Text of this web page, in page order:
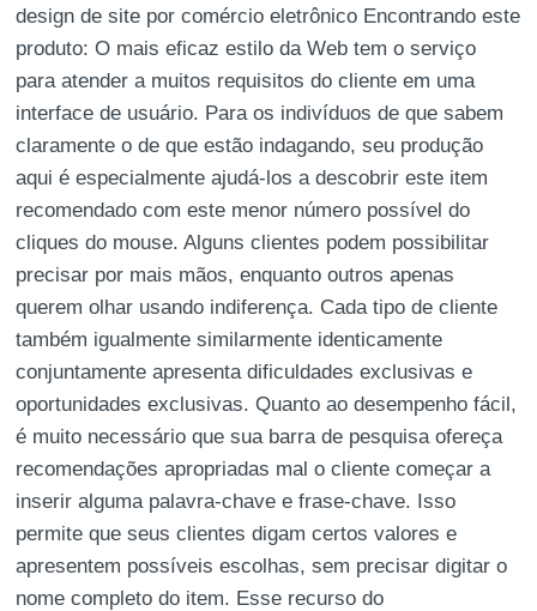
design de site por comércio eletrônico Encontrando este
produto: O mais eficaz estilo da Web tem o serviço
para atender a muitos requisitos do cliente em uma
interface de usuário. Para os indivíduos de que sabem
claramente o de que estão indagando, seu produção
aqui é especialmente ajudá-los a descobrir este item
recomendado com este menor número possível do
cliques do mouse. Alguns clientes podem possibilitar
precisar por mais mãos, enquanto outros apenas
querem olhar usando indiferença. Cada tipo de cliente
também igualmente similarmente identicamente
conjuntamente apresenta dificuldades exclusivas e
oportunidades exclusivas. Quanto ao desempenho fácil,
é muito necessário que sua barra de pesquisa ofereça
recomendações apropriadas mal o cliente começar a
inserir alguma palavra-chave e frase-chave. Isso
permite que seus clientes digam certos valores e
apresentem possíveis escolhas, sem precisar digitar o
nome completo do item. Esse recurso do